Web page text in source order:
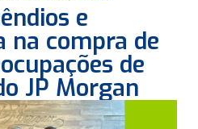
e
na compra de
de
JP Morgan